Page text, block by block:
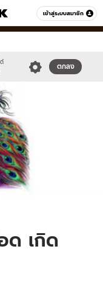
เข้าสู่ระบบสมาชิก
หมวดอื่นๆ
ตกลง
ด เกิด